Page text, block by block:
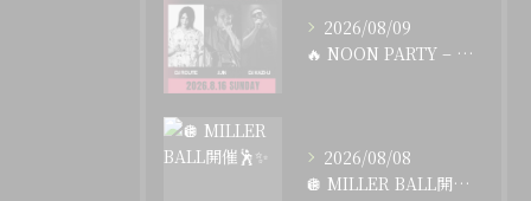
2026/08/09
🔥 NOON PARTY – Disco Funk Soul...
2026/08/08
🪩 MILLER BALL開催🕺✨